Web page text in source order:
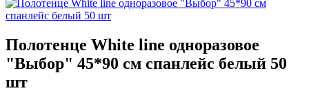
Полотенце White line одноразовое
"Выбор" 45*90 см спанлейс белый 50
шт